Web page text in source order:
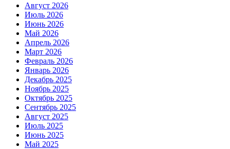
Август 2026
Июль 2026
Июнь 2026
Май 2026
Апрель 2026
Март 2026
Февраль 2026
Январь 2026
Декабрь 2025
Ноябрь 2025
Октябрь 2025
Сентябрь 2025
Август 2025
Июль 2025
Июнь 2025
Май 2025